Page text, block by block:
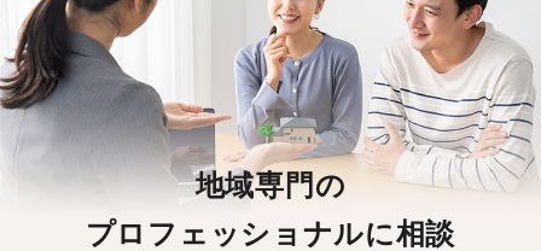
地域専門の
プロフェッショナルに相談